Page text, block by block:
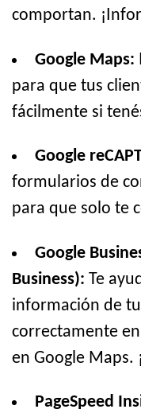
comportan.
Google Maps:
para que tus
fácilmente si
Google
formularios de
para que solo te
Google
Business): Te
información de
correctamente
en Google Maps.
PageSpeed